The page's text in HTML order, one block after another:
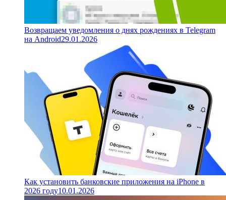
Возвращаем уведомления о днях рождениях в Telegram
на Android29.01.2026
Как установить банковские приложения на iPhone в
2026 году10.01.2026